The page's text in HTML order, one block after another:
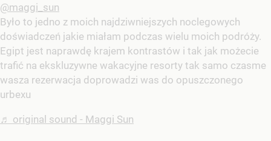
@maggi_sun
Było to jedno z moich najdziwniejszych noclegowych
doświadczeń jakie miałam podczas wielu moich podróży.
Egipt jest naprawdę krajem kontrastów i tak jak możecie
trafić na ekskluzywne wakacyjne resorty tak samo czasme
wasza rezerwacja doprowadzi was do opuszczonego
urbexu
♬ original sound - Maggi Sun